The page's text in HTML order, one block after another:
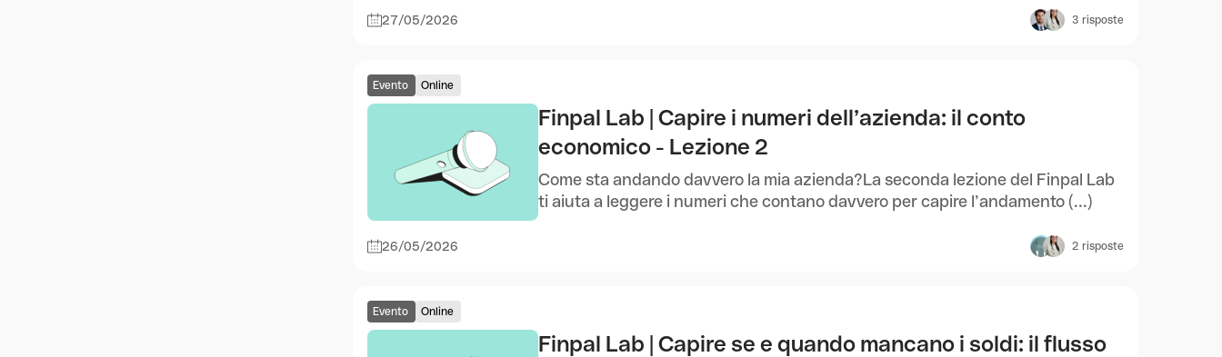
27/05/2026 3 risposte
Evento Online
Finpal Lab | Capire i numeri dell’azienda: il conto
economico - Lezione 2
Come sta andando davvero la mia azienda?La seconda lezione del Finpal Lab
ti aiuta a leggere i numeri che contano davvero per capire l’andamento (...)
26/05/2026 2 risposte
Evento Online
Finpal Lab | Capire se e quando mancano i soldi: il flusso